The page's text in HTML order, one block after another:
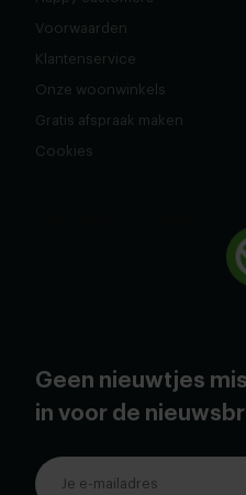
Voorwaarden
Klantenservice
Onze woonwinkels
Gratis afspraak maken
Cookies
Geen nieuwtjes
in voor de